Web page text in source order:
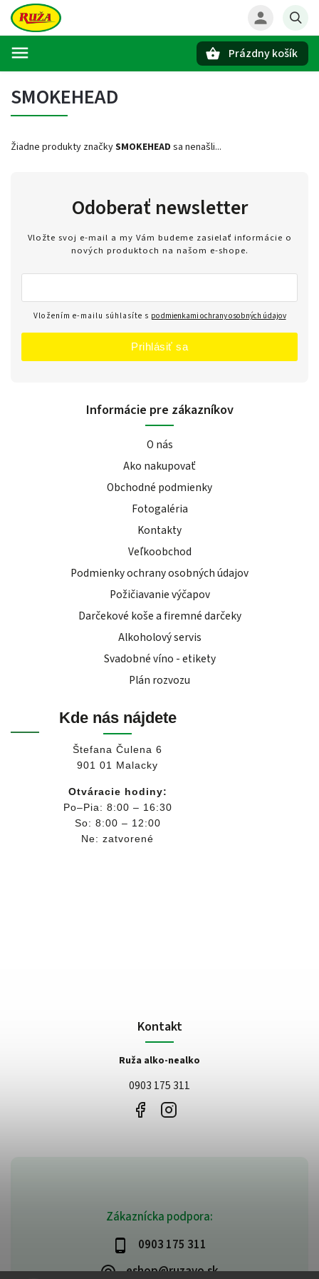
Prázdny košík
SMOKEHEAD
Žiadne produkty značkySMOKEHEAD sa nenašli...
Zákaznícka podpora:
0903 175 311
eshop@ruzavo.sk
Odoberať newsletter
Vložte svoj e-mail a my Vám budeme zasielať informácie o
nových produktoch na našom e-shope.
Vložením e-mailu súhlasíte s podmienkami ochrany osobných údajov
Prihlásiť sa
Informácie pre zákazníkov
O nás
Ako nakupovať
Obchodné podmienky
Fotogaléria
Kontakty
Veľkoobchod
Podmienky ochrany osobných údajov
Požičiavanie výčapov
Darčekové koše a firemné darčeky
Alkoholový servis
Svadobné víno - etikety
Plán rozvozu
Kde nás nájdete
Štefana Čulena 6
901 01 Malacky
Otváracie hodiny:
Po–Pia: 8:00 – 16:30
So: 8:00 – 12:00
Ne: zatvorené
Kontakt
Ruža alko-nealko
0903 175 311